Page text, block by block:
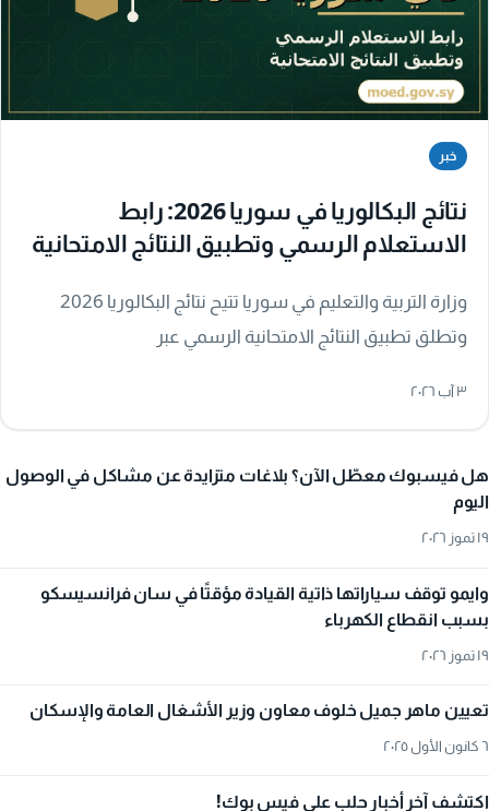
خبر
نتائج البكالوريا في سوريا 2026: رابط
الاستعلام الرسمي وتطبيق النتائج الامتحانية
وزارة التربية والتعليم في سوريا تتيح نتائج البكالوريا 2026
وتطلق تطبيق النتائج الامتحانية الرسمي عبر
٣ آب ٢٠٢٦
هل فيسبوك معطّل الآن؟ بلاغات متزايدة عن مشاكل في الوصول
اليوم
١٩ تموز ٢٠٢٦
وايمو توقف سياراتها ذاتية القيادة مؤقتًا في سان فرانسيسكو
بسبب انقطاع الكهرباء
١٩ تموز ٢٠٢٦
تعيين ماهر جميل خلوف معاون وزير الأشغال العامة والإسكان
٦ كانون الأول ٢٠٢٥
اكتشف آخر أخبار حلب على فيس بوك!